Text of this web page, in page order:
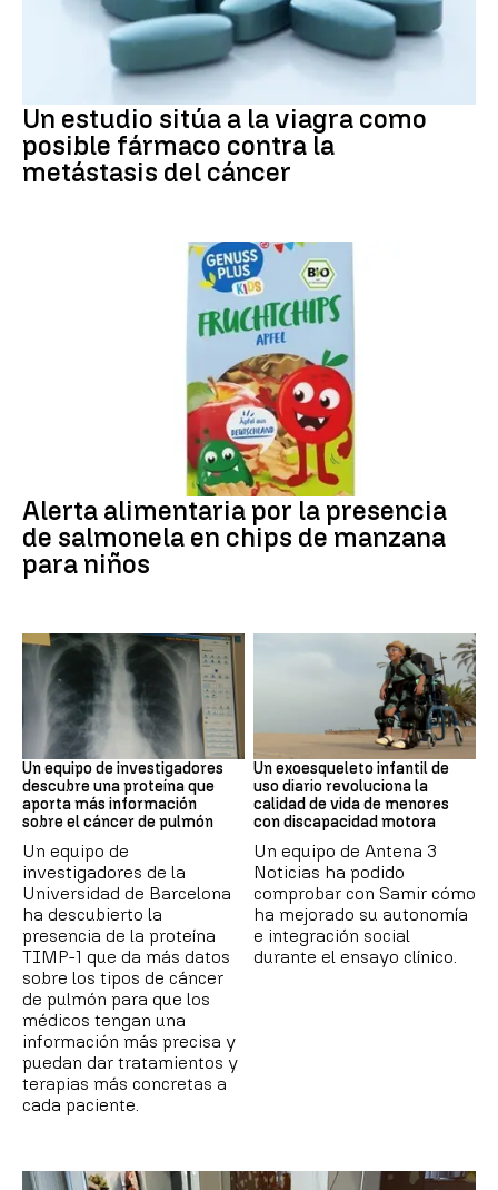
Un estudio sitúa a la viagra como
posible fármaco contra la
metástasis del cáncer
Alerta alimentaria por la presencia
de salmonela en chips de manzana
para niños
Cáncer de pulmón
Un equipo de investigadores
descubre una proteína que
aporta más información
sobre el cáncer de pulmón
Un equipo de
investigadores de la
Universidad de Barcelona
ha descubierto la
presencia de la proteína
TIMP-1 que da más datos
sobre los tipos de cáncer
de pulmón para que los
médicos tengan una
información más precisa y
puedan dar tratamientos y
terapias más concretas a
cada paciente.
DISCAPACIDAD
Un exoesqueleto infantil de
uso diario revoluciona la
calidad de vida de menores
con discapacidad motora
Un equipo de Antena 3
Noticias ha podido
comprobar con Samir cómo
ha mejorado su autonomía
e integración social
durante el ensayo clínico.